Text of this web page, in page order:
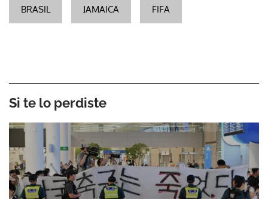
BRASIL JAMAICA FIFA
Si te lo perdiste